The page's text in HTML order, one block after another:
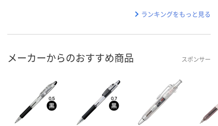
ランキングをもっと見る
メーカーからのおすすめ商品 スポンサー